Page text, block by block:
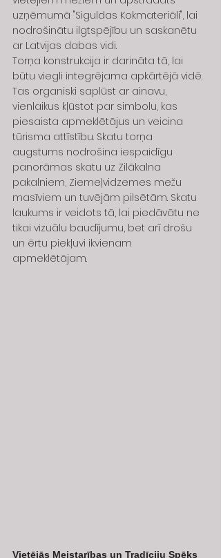
uzņēmumā "Siguldas Kokmateriāli", lai
nodrošinātu ilgtspējību un saskanētu
ar Latvijas dabas vidi.
Torņa konstrukcija ir darināta tā, lai
būtu viegli integrējama apkārtējā vidē.
Tas organiski saplūst ar ainavu,
vienlaikus kļūstot par simbolu, kas
piesaista apmeklētājus un veicina
tūrisma attīstību. Skatu torņa
augstums nodrošina iespaidīgu
panorāmas skatu uz Zilākalna
pakalniem, Ziemeļvidzemes mežu
masīviem un tuvējām pilsētām. Skatu
laukums ir veidots tā, lai piedāvātu ne
tikai vizuālu baudījumu, bet arī drošu
un ērtu piekļuvi ikvienam
apmeklētājam.
Vietējās Meistarības un Tradīciju Spēks